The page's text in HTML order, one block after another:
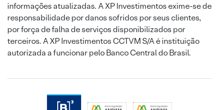
informações atualizadas. A XP Investimentos exime-se de
responsabilidade por danos sofridos por seus clientes,
por força de falha de serviços disponibilizados por
terceiros. A XP Investimentos CCTVM S/A é instituição
autorizada a funcionar pelo Banco Central do Brasil.